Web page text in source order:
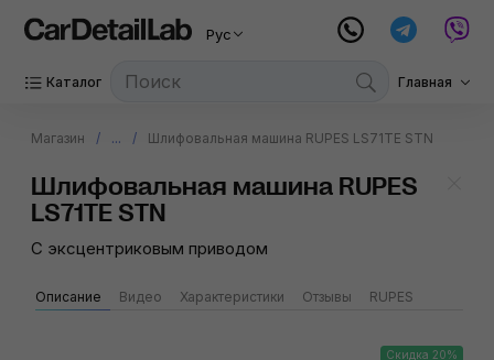
Рус
Каталог Главная
Магазин ... Шлифовальная машина RUPES LS71TE STN
Шлифовальная машина RUPES
LS71TE STN
С эксцентриковым приводом
Описание Видео Характеристики Отзывы RUPES
Скидка 20%